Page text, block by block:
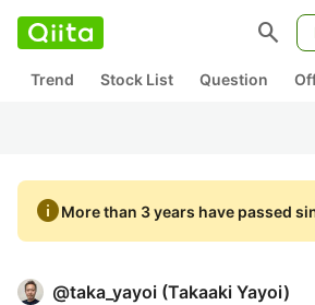
search
Trend Stock List Question
infoMore than 3 years have passed
@taka_yayoi (Takaaki Yayoi)